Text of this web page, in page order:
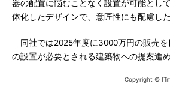
器の配置に悩むことなく設置が可能とし
体化したデザインで、意匠性にも配慮した
同社では2025年度に3000万円の販売を
の設置が必要とされる建築物への提案進
Copyright ©